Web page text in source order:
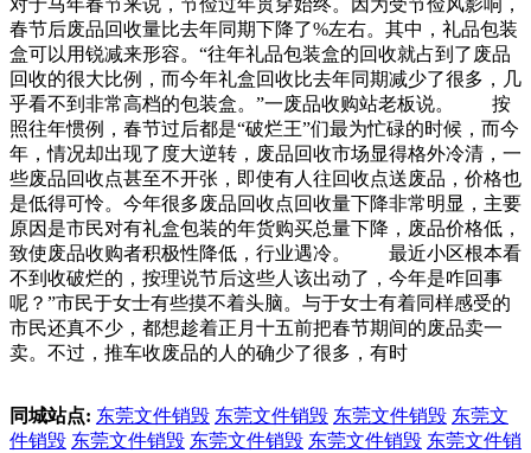
对于马年春节来说，节俭过年贯穿始终。因为受节俭风影响，
春节后废品回收量比去年同期下降了%左右。其中，礼品包装
盒可以用锐减来形容。“往年礼品包装盒的回收就占到了废品
回收的很大比例，而今年礼盒回收比去年同期减少了很多，几
乎看不到非常高档的包装盒。”一废品收购站老板说。 按
照往年惯例，春节过后都是“破烂王”们最为忙碌的时候，而今
年，情况却出现了度大逆转，废品回收市场显得格外冷清，一
些废品回收点甚至不开张，即使有人往回收点送废品，价格也
是低得可怜。今年很多废品回收点回收量下降非常明显，主要
原因是市民对有礼盒包装的年货购买总量下降，废品价格低，
致使废品收购者积极性降低，行业遇冷。 最近小区根本看
不到收破烂的，按理说节后这些人该出动了，今年是咋回事
呢？”市民于女士有些摸不着头脑。与于女士有着同样感受的
市民还真不少，都想趁着正月十五前把春节期间的废品卖一
卖。不过，推车收废品的人的确少了很多，有时
同城站点: 东莞文件销毁 东莞文件销毁 东莞文件销毁 东莞文
件销毁 东莞文件销毁 东莞文件销毁 东莞文件销毁 东莞文件销